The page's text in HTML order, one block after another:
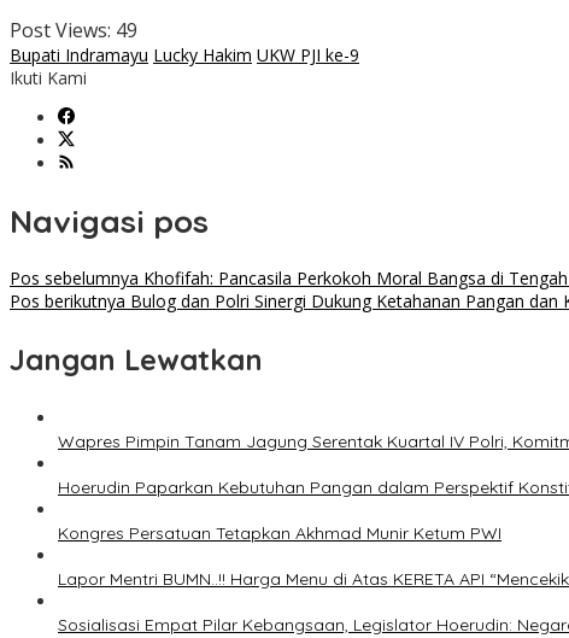
Post Views: 49
Bupati Indramayu Lucky Hakim UKW PJI ke-9
Ikuti Kami
Navigasi pos
Pos sebelumnya Khofifah: Pancasila Perkokoh Moral Bangsa di
Pos berikutnya Bulog dan Polri Sinergi Dukung Ketahanan Pangan dan
Jangan Lewatkan
Wapres Pimpin Tanam Jagung Serentak Kuartal IV Polri,
Hoerudin Paparkan Kebutuhan Pangan dalam Perspektif
Kongres Persatuan Tetapkan Akhmad Munir Ketum PWI
Lapor Mentri BUMN..!! Harga Menu di Atas KERETA API
Sosialisasi Empat Pilar Kebangsaan, Legislator Hoerudin: